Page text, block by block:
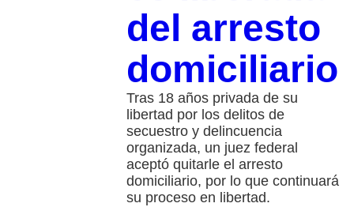
del arresto
domiciliario
Tras 18 años privada de su
libertad por los delitos de
secuestro y delincuencia
organizada, un juez federal
aceptó quitarle el arresto
domiciliario, por lo que continuará
su proceso en libertad.